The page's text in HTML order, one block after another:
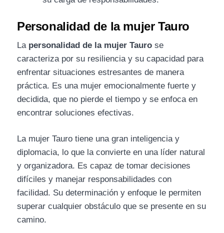
Personalidad de la mujer Tauro
La personalidad de la mujer Tauro se
caracteriza por su resiliencia y su capacidad para
enfrentar situaciones estresantes de manera
práctica. Es una mujer emocionalmente fuerte y
decidida, que no pierde el tiempo y se enfoca en
encontrar soluciones efectivas.
La mujer Tauro tiene una gran inteligencia y
diplomacia, lo que la convierte en una líder natural
y organizadora. Es capaz de tomar decisiones
difíciles y manejar responsabilidades con
facilidad. Su determinación y enfoque le permiten
superar cualquier obstáculo que se presente en su
camino.